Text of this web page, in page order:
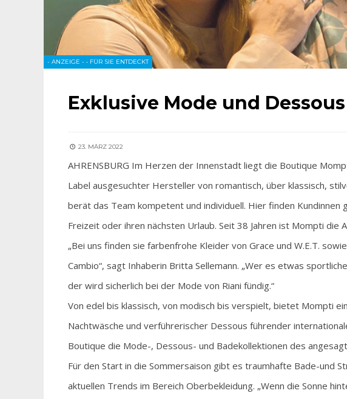
- ANZEIGE - • FÜR SIE ENTDECKT
Exklusive Mode und Dessous
23. MÄRZ 2022
AHRENSBURG Im Herzen der Innenstadt liegt die Boutique
Label ausgesuchter Hersteller von romantisch, über klassisch,
berät das Team kompetent und individuell. Hier finden
Freizeit oder ihren nächsten Urlaub. Seit 38 Jahren ist Mompti die
„Bei uns finden sie farbenfrohe Kleider von Grace und W.E.T.
Cambio“, sagt Inhaberin Britta Sellemann. „Wer es etwas
der wird sicherlich bei der Mode von Riani fündig.“
Von edel bis klassisch, von modisch bis verspielt, bietet Mompti
Nachtwäsche und verführerischer Dessous führender
Boutique die Mode-, Dessous- und Badekollektionen des
Für den Start in die Sommersaison gibt es traumhafte Bade-und
aktuellen Trends im Bereich Oberbekleidung. „Wenn die Sonne